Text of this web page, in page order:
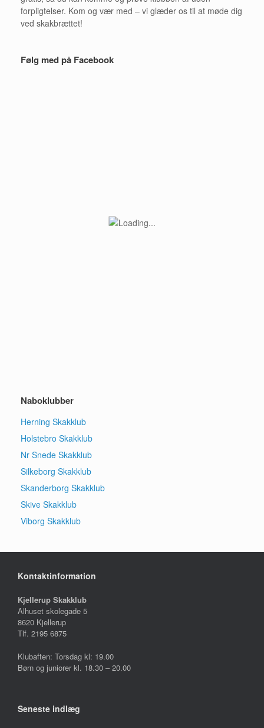
forpligtelser. Kom og vær med – vi glæder os til at møde dig
ved skakbrættet!
Følg med på Facebook
Naboklubber
Herning Skakklub
Holstebro Skakklub
Nr Snede Skakklub
Silkeborg Skakklub
Skanderborg Skakklub
Skive Skakklub
Viborg Skakklub
Kontaktinformation
Kjellerup Skakklub
Alhuset skolegade 5
8620 Kjellerup
Tlf. 2195 6875
Klubaften: Torsdag kl: 19.00
Børn og juniorer kl. 18.30 – 20.00
Seneste indlæg